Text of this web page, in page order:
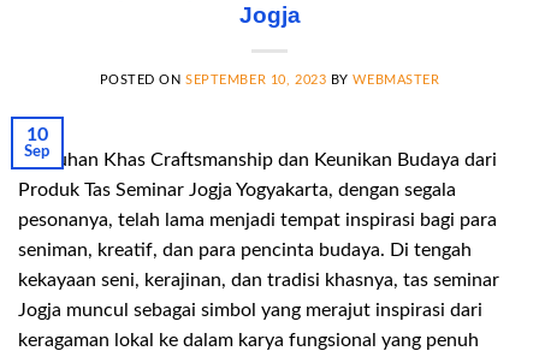
Jogja
POSTED ONSEPTEMBER 10, 2023 BYWEBMASTER
10
Sep
Sentuhan Khas Craftsmanship dan Keunikan Budaya dari
Produk Tas Seminar Jogja Yogyakarta, dengan segala
pesonanya, telah lama menjadi tempat inspirasi bagi para
seniman, kreatif, dan para pencinta budaya. Di tengah
kekayaan seni, kerajinan, dan tradisi khasnya, tas seminar
Jogja muncul sebagai simbol yang merajut inspirasi dari
keragaman lokal ke dalam karya fungsional yang penuh